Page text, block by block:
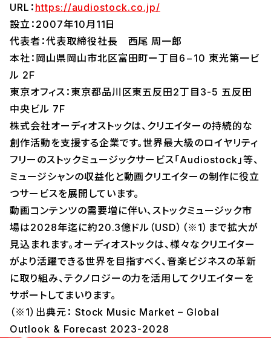
URL： https://audiostock.co.jp/
設立：2007年10月11日
代表者：代表取締役社長 西尾 周一郎
本社：岡山県岡山市北区富田町ー丁目6−10 東光第一ビ
ル 2F
東京オフィス：東京都品川区東五反田2丁目3-5 五反田
中央ビル 7F
株式会社オーディオストックは、クリエイターの持続的な
創作活動を支援する企業です。世界最大級のロイヤリティ
フリーのストックミュージックサービス「Audiostock」等、
ミュージシャンの収益化と動画クリエイターの制作に役立
つサービスを展開しています。
動画コンテンツの需要増に伴い、ストックミュージック市
場は2028年迄に約20.3億ドル（USD）（※1）まで拡大が
見込まれます。オーディオストックは、様々なクリエイター
がより活躍できる世界を目指すべく、音楽ビジネスの革新
に取り組み、テクノロジーの力を活用してクリエイターを
サポートしてまいります。
（※1）出典元： Stock Music Market – Global
Outlook & Forecast 2023-2028